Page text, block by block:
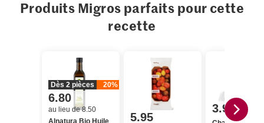
Produits Migros parfaits pour cette
recette
Dès 2 pièces 20%
6.80
au lieu de 8.50
Alnatura Bio Huile
5.95
3.95